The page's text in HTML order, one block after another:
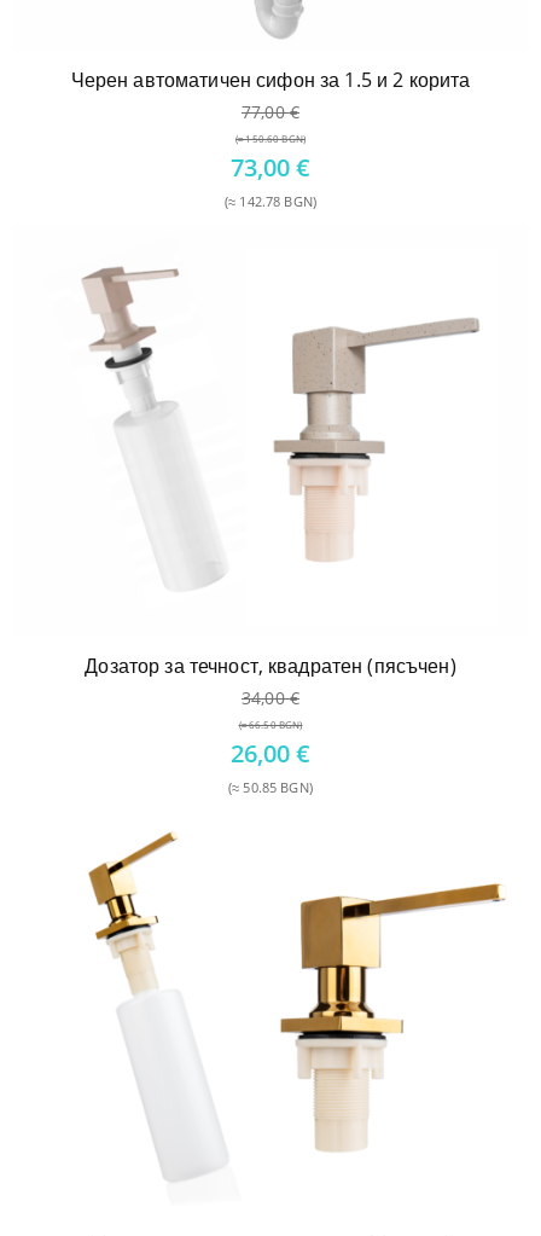
Черен автоматичен сифон за 1.5 и 2 корита
77,00€
(≈ 150.60 BGN)
Original
price
was:
73,00€
(≈ 142.78 BGN)
Дозатор за течност, квадратен (пясъчен)
34,00€
(≈ 66.50 BGN)
Original
price
was:
26,00€
(≈ 50.85 BGN)